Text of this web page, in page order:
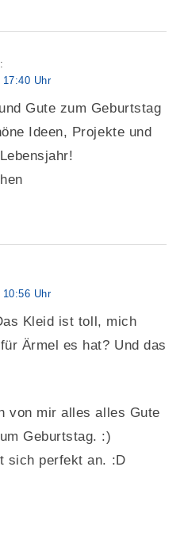
Uhr
Gute zum Geburtstag
Ideen, Projekte und
Uhr
Kleid ist toll, mich
Ärmel es hat? Und das
von mir alles alles Gute
Geburtstag. :)
sich perfekt an. :D